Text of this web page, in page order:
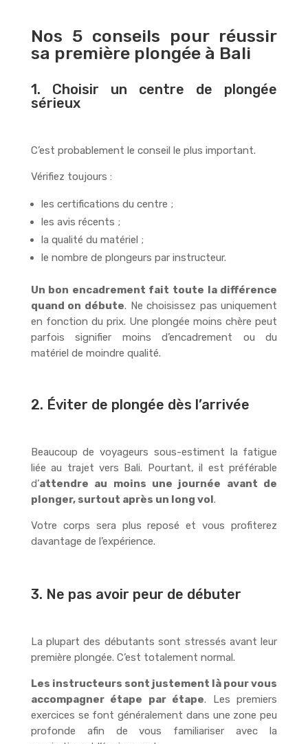
Nos 5 conseils pour réussir
sa première plongée à Bali
1. Choisir un centre de plongée
sérieux
C’est probablement le conseil le plus important.
Vérifiez toujours :
les certifications du centre ;
les avis récents ;
la qualité du matériel ;
le nombre de plongeurs par instructeur.
Un bon encadrement fait toute la différence
quand on débute. Ne choisissez pas uniquement
en fonction du prix. Une plongée moins chère peut
parfois signifier moins d’encadrement ou du
matériel de moindre qualité.
2. Éviter de plongée dès l’arrivée
Beaucoup de voyageurs sous-estiment la fatigue
liée au trajet vers Bali. Pourtant, il est préférable
d’attendre au moins une journée avant de
plonger, surtout après un long vol.
Votre corps sera plus reposé et vous profiterez
davantage de l’expérience.
3. Ne pas avoir peur de débuter
La plupart des débutants sont stressés avant leur
première plongée. C’est totalement normal.
Les instructeurs sont justement là pour vous
accompagner étape par étape. Les premiers
exercices se font généralement dans une zone peu
profonde afin de vous familiariser avec la